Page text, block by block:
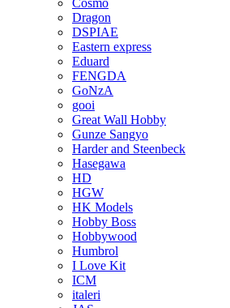
Cosmo
Dragon
DSPIAE
Eastern express
Eduard
FENGDA
GoNzA
gooi
Great Wall Hobby
Gunze Sangyo
Harder and Steenbeck
Hasegawa
HD
HGW
HK Models
Hobby Boss
Hobbywood
Humbrol
I Love Kit
ICM
italeri